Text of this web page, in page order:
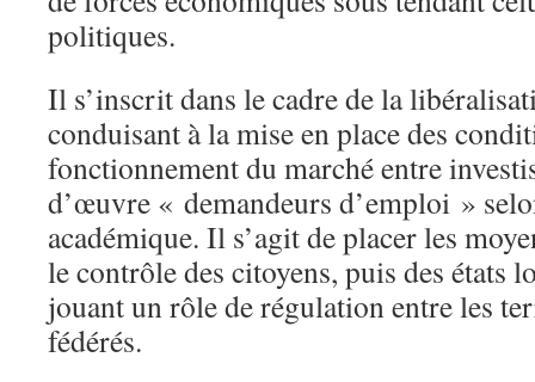
politiques.
Il s’inscrit dans le cadre de la
conduisant à la mise en place des
fonctionnement du marché entre
d’œuvre « demandeurs d’emploi »
académique. Il s’agit de placer les
le contrôle des citoyens, puis des états
jouant un rôle de régulation entre les
fédérés.